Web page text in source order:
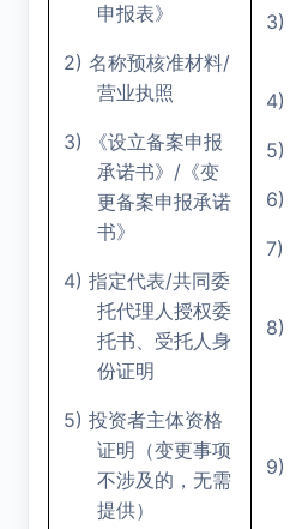
申报表》
2) 名称预核准材料/
营业执照
3)
《设立备案申报
承诺书》 / 《变
更备案申报承诺
书》
4) 指定代表/共同委
托代理人授权委
托书、受托人身
份证明
5) 投资者主体资格
证明（变更事项
不涉及的，无需
提供）
3)
4)
5)
6)
7)
8)
9)